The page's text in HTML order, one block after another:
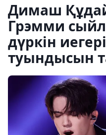
Димаш
Грэмми
дүркін
туындысын